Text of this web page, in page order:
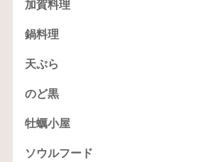
加賀料理
鍋料理
天ぷら
のど黒
牡蠣小屋
ソウルフード